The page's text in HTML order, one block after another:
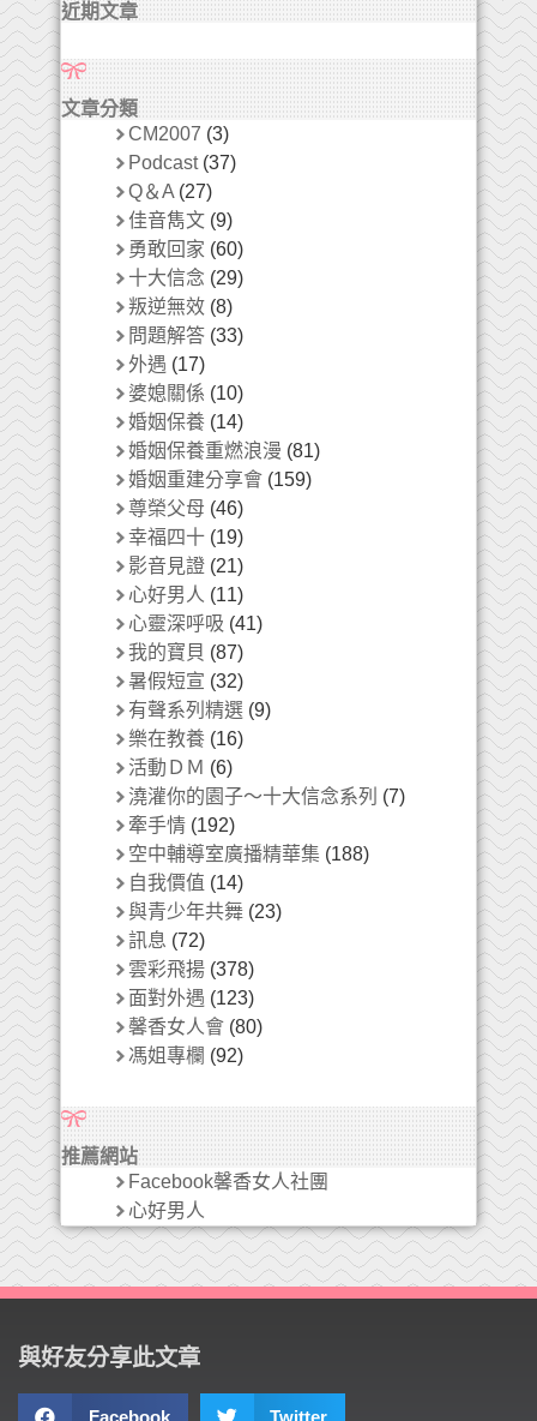
近期文章
文章分類
CM2007 (3)
Podcast(37)
Q＆A (27)
佳音雋文 (9)
勇敢回家 (60)
十大信念 (29)
叛逆無效 (8)
問題解答 (33)
外遇 (17)
婆媳關係 (10)
婚姻保養 (14)
婚姻保養重燃浪漫 (81)
婚姻重建分享會 (159)
尊榮父母 (46)
幸福四十 (19)
影音見證 (21)
心好男人 (11)
心靈深呼吸 (41)
我的寶貝 (87)
暑假短宣 (32)
有聲系列精選 (9)
樂在教養 (16)
活動ＤＭ (6)
澆灌你的園子～十大信念系列 (7)
牽手情 (192)
空中輔導室廣播精華集 (188)
自我價值 (14)
與青少年共舞 (23)
訊息 (72)
雲彩飛揚 (378)
面對外遇 (123)
馨香女人會 (80)
馮姐專欄 (92)
推薦網站
Facebook馨香女人社團
心好男人
與好友分享此文章
Facebook Twitter